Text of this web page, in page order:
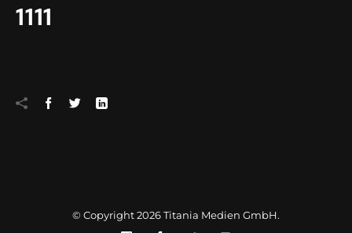
1111
© Copyright 2026Titania Medien GmbH.